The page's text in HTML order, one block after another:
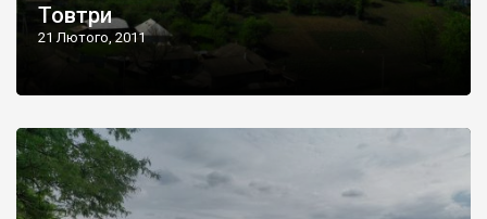
Товтри
21 Лютого, 2011